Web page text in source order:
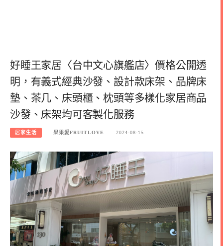
好睡王家居〈台中文心旗艦店〉價格公開透
明，有義式經典沙發、設計款床架、品牌床
墊、茶几、床頭櫃、枕頭等多樣化家居商品
沙發、床架均可客製化服務
居家生活 果果愛FRUITLOVE 2024-08-15